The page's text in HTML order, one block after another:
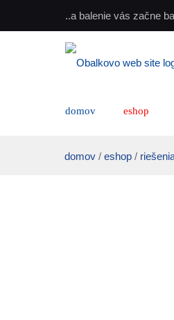
..a balenie vás začne
domov eshop
domov / eshop /